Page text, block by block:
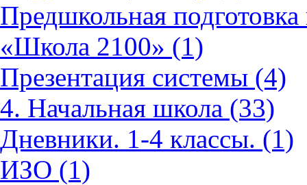
Предшкольная
«Школа 2100» (1)
Презентация системы (4)
4. Начальная школа (33)
Дневники. 1-4 классы. (1)
ИЗО (1)